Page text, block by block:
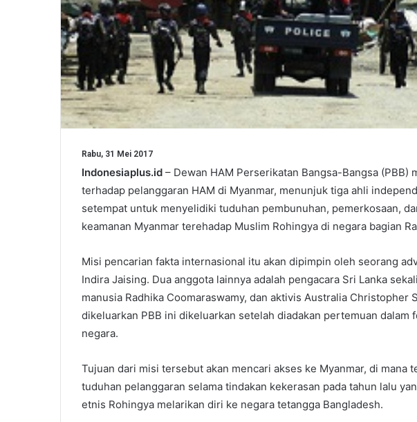
Rabu, 31 Mei 2017
Indonesiaplus.id – Dewan HAM Perserikatan Bangsa-Bangsa (PBB)
terhadap pelanggaran HAM di Myanmar, menunjuk tiga ahli
setempat untuk menyelidiki tuduhan pembunuhan, pemerkosaan,
keamanan Myanmar terehadap Muslim Rohingya di negara bagian
Misi pencarian fakta internasional itu akan dipimpin oleh seorang
Indira Jaising. Dua anggota lainnya adalah pengacara Sri Lanka
manusia Radhika Coomaraswamy, dan aktivis Australia Christopher
dikeluarkan PBB ini dikeluarkan setelah diadakan pertemuan dalam
negara.
Tujuan dari misi tersebut akan mencari akses ke Myanmar, di mana
tuduhan pelanggaran selama tindakan kekerasan pada tahun lalu
etnis Rohingya melarikan diri ke negara tetangga Bangladesh.